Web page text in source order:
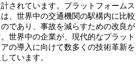
されています。プラットフォームス
、世界中の交通機関の駅構内に比較
であり、事故を減らすための改良が
世界中の企業が、現代的なプラット
の導入に向けて数多くの技術革新を
ています。